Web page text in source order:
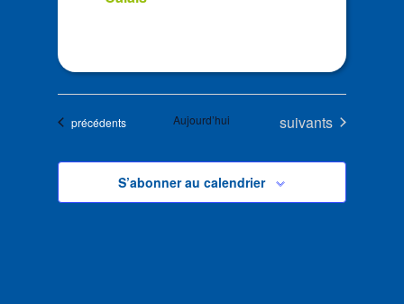
Évènements
précédents Aujourd’hui Évènements
suivants
S’abonner au calendrier